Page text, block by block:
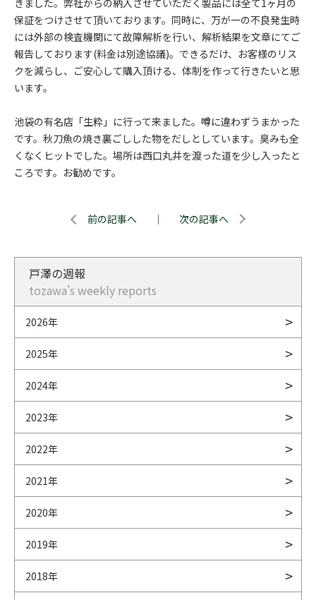
きました。弊社からの納入させていただく製品には全て1ヶ月の
保証をつけさせて頂いております。同時に、万が一の不良発生時
には外部の検査機関にて故障解析を行い、解析結果を文章にてご
報告しております(料金は別途協議)。できるだけ、お客様のリス
クを減らし、ご安心して購入頂ける、体制を作って行きたいと思
います。
池袋の有名店「生粋」に行って来ました。噂に違わずうまかった
です。秋刀魚の焼き裏ごしした物をだしとしています。臭みも全
くなくヒットでした。場所は西口丸井を渡った道を少し入ったと
ころです。お勧めです。
前の記事へ ｜ 次の記事へ
戸澤の週報
tozawa's weekly reports
2026年
2025年
2024年
2023年
2022年
2021年
2020年
2019年
2018年